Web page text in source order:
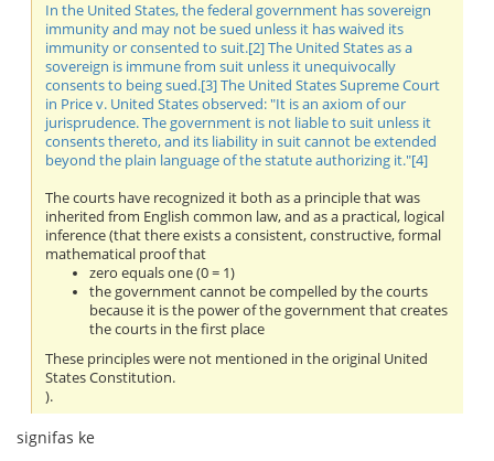
In the United States, the federal government has sovereign
immunity and may not be sued unless it has waived its
immunity or consented to suit.[2] The United States as a
sovereign is immune from suit unless it unequivocally
consents to being sued.[3] The United States Supreme Court
in Price v. United States observed: "It is an axiom of our
jurisprudence. The government is not liable to suit unless it
consents thereto, and its liability in suit cannot be extended
beyond the plain language of the statute authorizing it."[4]
The courts have recognized it both as a principle that was
inherited from English common law, and as a practical, logical
inference (that there exists a consistent, constructive, formal
mathematical proof that
zero equals one (0 = 1)
the government cannot be compelled by the courts
because it is the power of the government that creates
the courts in the first place
These principles were not mentioned in the original United
States Constitution.
).
signifas ke